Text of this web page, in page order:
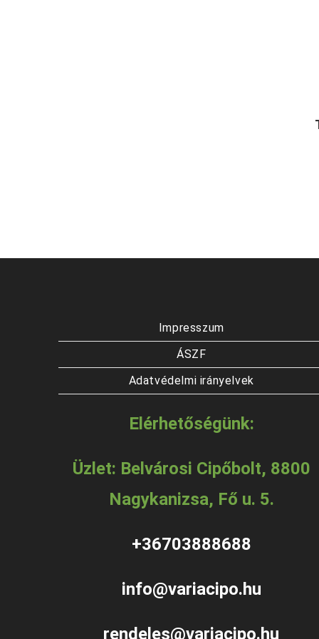
Impresszum
ÁSZF
Adatvédelmi irányelvek
Elérhetőségünk:
Üzlet: Belvárosi Cipőbolt, 8800
Nagykanizsa, Fő u. 5.
+36703888688
info@variacipo.hu
rendeles@variacipo.hu